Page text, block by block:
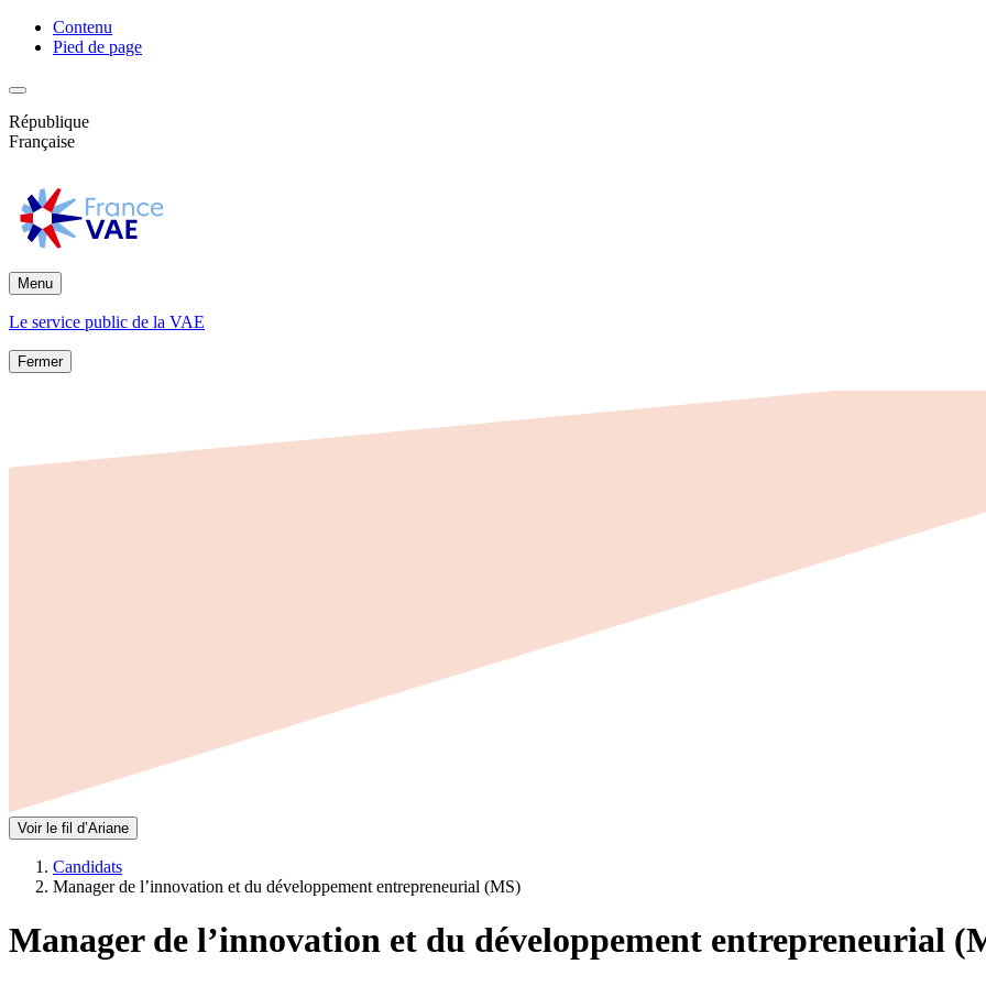
Contenu
Pied de page
République
Française
Menu
Le service public de la VAE
Fermer
Voir le fil d’Ariane
Candidats
Manager de l’innovation et du développement entrepreneurial (MS)
Manager de l’innovation et du développement entrepreneurial